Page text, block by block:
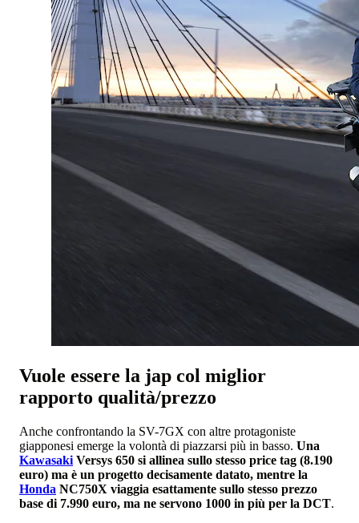
Vuole essere la jap col miglior
rapporto qualità/prezzo
Anche confrontando la SV-7GX con altre protagoniste
giapponesi emerge la volontà di piazzarsi più in basso. Una
Kawasaki Versys 650 si allinea sullo stesso price tag (8.190
euro) ma è un progetto decisamente datato, mentre la
Honda NC750X viaggia esattamente sullo stesso prezzo
base di 7.990 euro, ma ne servono 1000 in più per la DCT.